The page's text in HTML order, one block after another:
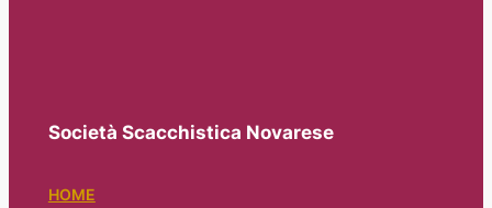
Società Scacchistica Novarese
HOME